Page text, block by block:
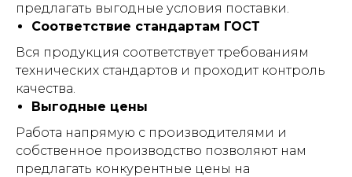
предлагать выгодные условия поставки.
Соответствие стандартам ГОСТ
Вся продукция соответствует требованиям
технических стандартов и проходит контроль
качества.
Выгодные цены
Работа напрямую с производителями и
собственное производство позволяют нам
предлагать конкурентные цены на